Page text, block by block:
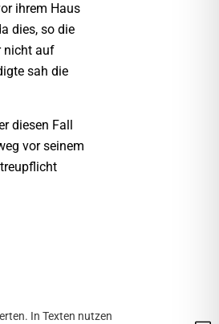
ihrem Haus
dies, so die
nicht auf
sah die
diesen Fall
vor seinem
In Texten nutzen